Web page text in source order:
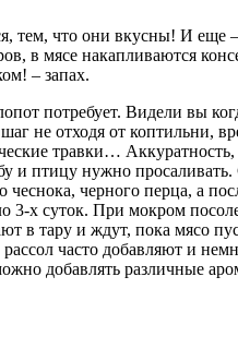
тем, что они вкусны! И еще
в мясе накапливаются
– запах.
потребует. Видели вы
не отходя от коптильни,
травки…
и птицу нужно
чеснока, черного перца, а
3-х суток. При мокром
в тару и ждут, пока мясо
рассол часто добавляют и
добавлять различные